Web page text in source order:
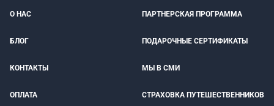
О НАС ПАРТНЕРСКАЯ ПРОГРАММА
БЛОГ ПОДАРОЧНЫЕ СЕРТИФИКАТЫ
КОНТАКТЫ МЫ В СМИ
ОПЛАТА СТРАХОВКА ПУТЕШЕСТВЕННИКОВ